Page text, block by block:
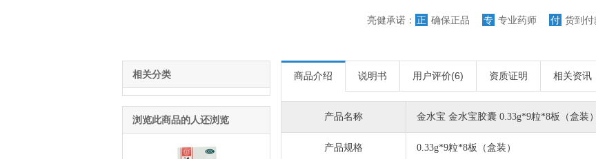
亮健承诺： 正 确保正品 专 专业药师 付 货到付
相关分类
浏览此商品的人还浏览
商品介绍 说明书 用户评价(6) 资质证明 相关资讯
产品名称 金水宝 金水宝胶囊 0.33g*9粒*8板（盒装）
产品规格 0.33g*9粒*8板（盒装）